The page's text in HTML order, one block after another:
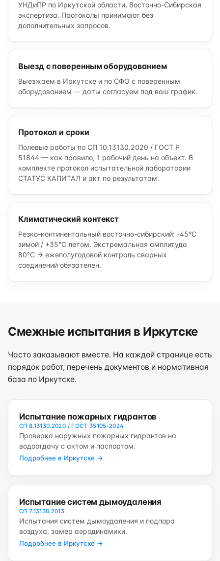
УНДиПР по Иркутской области, Восточно-Сибирская
экспертиза. Протоколы принимают без
дополнительных запросов.
Выезд с поверенным оборудованием
Выезжаем в Иркутске и по СФО с поверенным
оборудованием — даты согласуем под ваш график.
Протокол и сроки
Полевые работы по СП 10.13130.2020 / ГОСТ Р
51844 — как правило, 1 рабочий день на объект. В
комплекте протокол испытательной лаборатории
СТАТУС КАПИТАЛ и акт по результатам.
Климатический контекст
Резко-континентальный восточно-сибирский: -45°C
зимой / +35°C летом. Экстремальная амплитуда
80°C → ежеполугодовой контроль сварных
соединений обязателен.
Смежные испытания в Иркутске
Часто заказывают вместе. На каждой странице есть
порядок работ, перечень документов и нормативная
база по Иркутске.
Испытание пожарных гидрантов
СП 8.13130.2020 / ГОСТ 35105-2024
Проверка наружных пожарных гидрантов на
водоотдачу с актом и паспортом.
Подробнее в Иркутске →
Испытание систем дымоудаления
СП 7.13130.2013
Испытания систем дымоудаления и подпора
воздуха, замер аэродинамики.
Подробнее в Иркутске →